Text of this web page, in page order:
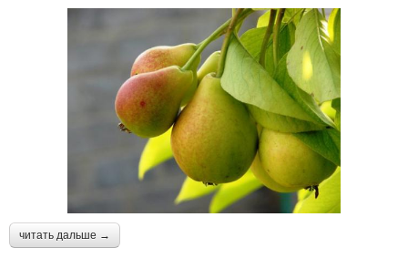
читать дальше →